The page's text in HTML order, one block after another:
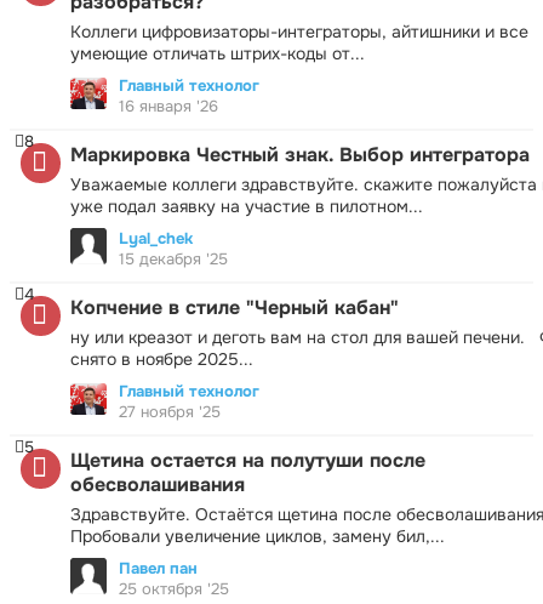
Коллеги цифровизаторы-интеграторы, айтишники и все
умеющие отличать штрих-коды от...
Главный технолог
16 января '26
Маркировка Честный знак. Выбор интегратора
Уважаемые коллеги здравствуйте. скажите пожалуйста
уже подал заявку на участие в пилотном...
8
Lyal_chek
15 декабря '25
Копчение в стиле "Черный кабан"
ну или креазот и деготь вам на стол для вашей печени.
снято в ноябре 2025...
4
Главный технолог
27 ноября '25
Щетина остается на полутуши после
обесволашивания
Здравствуйте. Остаётся щетина после
Пробовали увеличение циклов, замену бил,...
5
Павел пан
25 октября '25